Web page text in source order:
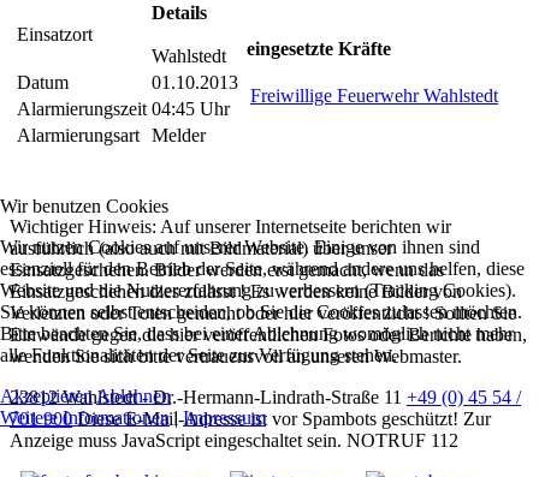
Einsatzort
Details
Wahlstedt
Datum
01.10.2013
Alarmierungszeit 04:45 Uhr
Alarmierungsart Melder
eingesetzte Kräfte
Freiwillige Feuerwehr Wahlstedt
Wichtiger Hinweis: Auf unserer Internetseite berichten wir
ausführlich (also auch mit Bildmaterial) über unser
Einsatzgeschehen. Bilder werden erst gemacht, wenn das
Einsatzgeschehen dies zulässt ! Es werden keine Bilder von
Verletzten oder Toten gemacht oder hier veröffentlicht ! Sollten Sie
Einwände gegen die hier veröffentlichen Fotos oder Berichte haben,
wenden Sie sich bitte vertrauensvoll an unseren Webmaster.
23812 Wahlstedt - Dr.-Hermann-Lindrath-Straße 11 +49 (0) 45 54 /
701 900 Diese E-Mail-Adresse ist vor Spambots geschützt! Zur
Anzeige muss JavaScript eingeschaltet sein. NOTRUF 112
Wir benutzen Cookies
Wir nutzen Cookies auf unserer Website. Einige von ihnen sind
essenziell für den Betrieb der Seite, während andere uns helfen, diese
Website und die Nutzererfahrung zu verbessern (Tracking Cookies).
Sie können selbst entscheiden, ob Sie die Cookies zulassen möchten.
Bitte beachten Sie, dass bei einer Ablehnung womöglich nicht mehr
alle Funktionalitäten der Seite zur Verfügung stehen.
Akzeptieren Ablehnen
Weitere Informationen|Impressum